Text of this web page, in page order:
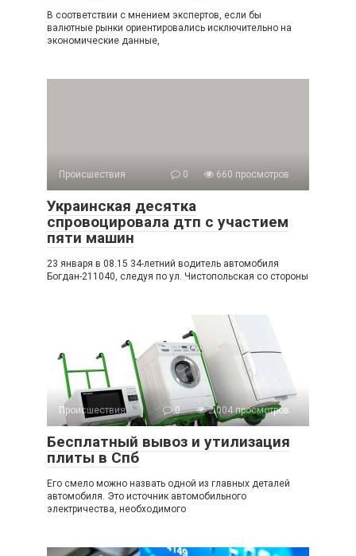
В соответствии с мнением экспертов, если бы
валютные рынки ориентировались исключительно на
экономические данные,
Происшествия 0 660 просмотров
Украинская десятка
спровоцировала дтп с участием
пяти машин
23 января в 08.15 34-летний водитель автомобиля
Богдан-211040, следуя по ул. Чистопольская со стороны
Происшествия 0 2 004 просмотров
Бесплатный вывоз и утилизация
плиты в Спб
Его смело можно назвать одной из главных деталей
автомобиля. Это источник автомобильного
электричества, необходимого